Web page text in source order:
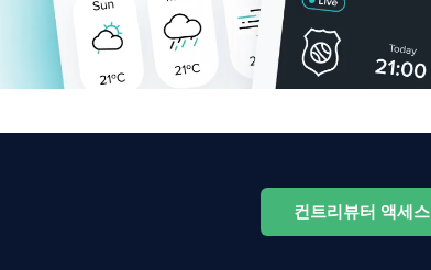
컨트리뷰터 액세스